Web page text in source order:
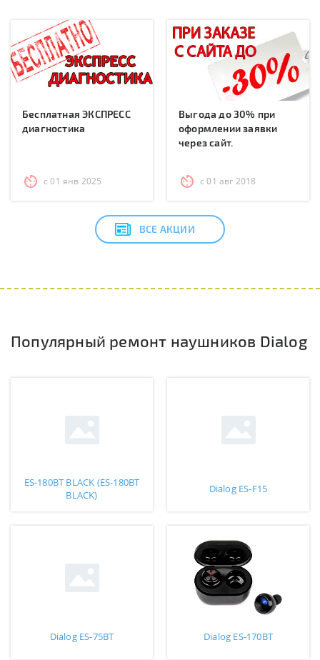
Бесплатная ЭКСПРЕСС
диагностика
с 01 янв 2025
Выгода до 30% при
оформлении заявки
через сайт.
с 01 авг 2018
ВСЕ АКЦИИ
Популярный ремонт наушников Dialog
ES-180BT BLACK (ES-180BT
BLACK)
Dialog ES-F15
Dialog ES-75BT Dialog ES-170BT